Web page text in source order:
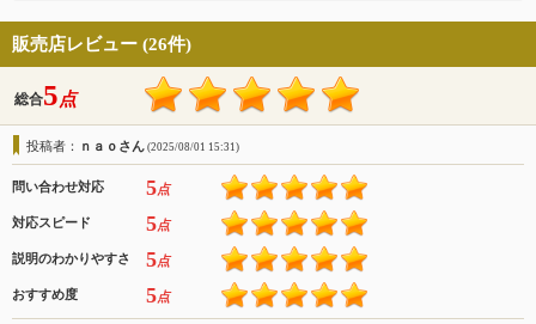
販売店レビュー (26件)
総合5点
投稿者： ｎａｏさん (2025/08/01 15:31)
問い合わせ対応 5点
対応スピード 5点
説明のわかりやすさ 5点
おすすめ度 5点